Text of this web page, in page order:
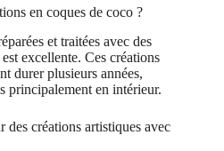
en coques de coco ?
et traitées avec des
excellente. Ces créations
durer plusieurs années,
principalement en intérieur.
créations artistiques avec